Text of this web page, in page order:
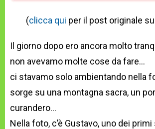
(clicca qui per il post originale
Il giorno dopo ero ancora molto
non avevamo molte cose da fare…
ci stavamo solo ambientando nella
sorge su una montagna sacra, un
curandero…
Nella foto, c’è Gustavo, uno dei